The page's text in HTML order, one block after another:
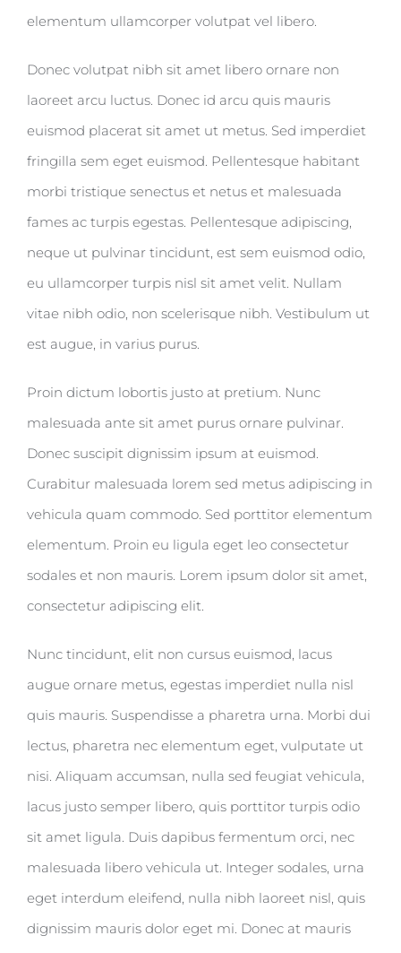
elementum ullamcorper volutpat vel libero.
Donec volutpat nibh sit amet libero ornare non
laoreet arcu luctus. Donec id arcu quis mauris
euismod placerat sit amet ut metus. Sed imperdiet
fringilla sem eget euismod. Pellentesque habitant
morbi tristique senectus et netus et malesuada
fames ac turpis egestas. Pellentesque adipiscing,
neque ut pulvinar tincidunt, est sem euismod odio,
eu ullamcorper turpis nisl sit amet velit. Nullam
vitae nibh odio, non scelerisque nibh. Vestibulum ut
est augue, in varius purus.
Proin dictum lobortis justo at pretium. Nunc
malesuada ante sit amet purus ornare pulvinar.
Donec suscipit dignissim ipsum at euismod.
Curabitur malesuada lorem sed metus adipiscing in
vehicula quam commodo. Sed porttitor elementum
elementum. Proin eu ligula eget leo consectetur
sodales et non mauris. Lorem ipsum dolor sit amet,
consectetur adipiscing elit.
Nunc tincidunt, elit non cursus euismod, lacus
augue ornare metus, egestas imperdiet nulla nisl
quis mauris. Suspendisse a pharetra urna. Morbi dui
lectus, pharetra nec elementum eget, vulputate ut
nisi. Aliquam accumsan, nulla sed feugiat vehicula,
lacus justo semper libero, quis porttitor turpis odio
sit amet ligula. Duis dapibus fermentum orci, nec
malesuada libero vehicula ut. Integer sodales, urna
eget interdum eleifend, nulla nibh laoreet nisl, quis
dignissim mauris dolor eget mi. Donec at mauris